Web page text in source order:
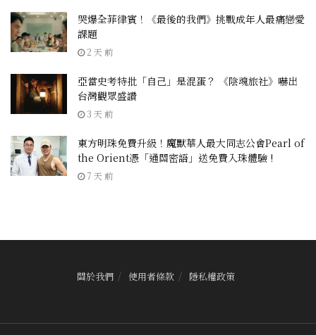
哭爆全菲律賓！《最後的我們》挑戰成年人最痛戀愛
課題
2 天 前
亞當史考特批「自己」是混蛋？ 《陰魂旅社》嚇出
台灣觀眾盛讚
3 天 前
東方明珠免費升級！魔獸華人最大同志公會Pearl of
the Orient憑「通關密語」送免費入珠體驗 !
7 天 前
關於我們 使用者條款 隱私權政策